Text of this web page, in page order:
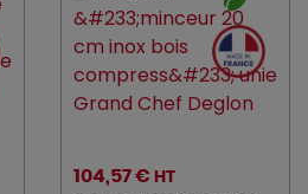
104,57 € HT